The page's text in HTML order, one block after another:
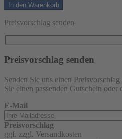
In den Warenkorb
Preisvorschlag senden
Preisvorschlag senden
Senden Sie uns einen
Sie einen passenden Gutschein oder
E-Mail
Preisvorschlag
ggf. zzgl. Versandkosten